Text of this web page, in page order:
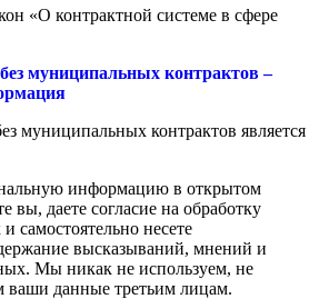
«О контрактной системе в сфере
муниципальных контрактов –
муниципальных контрактов является
информацию в открытом
вы, даете согласие на обработку
самостоятельно несете
высказываний, мнений и
Мы никак не используем, не
ваши данные третьим лицам.